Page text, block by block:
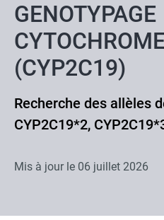
GENOTYPAGE
(CYP2C19)
Recherche des allèles
CYP2C19*2,
Mis à jour le 06 juillet 2026